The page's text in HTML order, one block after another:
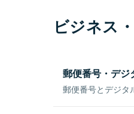
ビジネス
郵便番号・デジ
郵便番号とデジタ